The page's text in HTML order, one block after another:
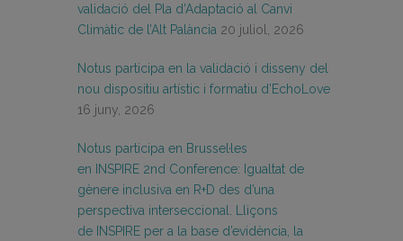
validació del Pla d’Adaptació al Canvi
Climàtic de l’Alt Palància 20 juliol, 2026
Notus participa en la validació i disseny del
nou dispositiu artístic i formatiu d’EchoLove
16 juny, 2026
Notus participa en Brussel·les
en INSPIRE 2nd Conference: Igualtat de
gènere inclusiva en R+D des d’una
perspectiva interseccional. Lliçons
de INSPIRE per a la base d’evidència, la